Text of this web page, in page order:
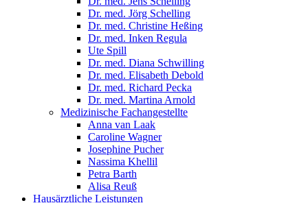
Dr. med. Jörg Schelling
Dr. med. Christine Heßing
Dr. med. Inken Regula
Ute Spill
Dr. med. Diana Schwilling
Dr. med. Elisabeth Debold
Dr. med. Richard Pecka
Dr. med. Martina Arnold
Medizinische Fachangestellte
Anna van Laak
Caroline Wagner
Josephine Pucher
Nassima Khellil
Petra Barth
Alisa Reuß
Hausärztliche Leistungen